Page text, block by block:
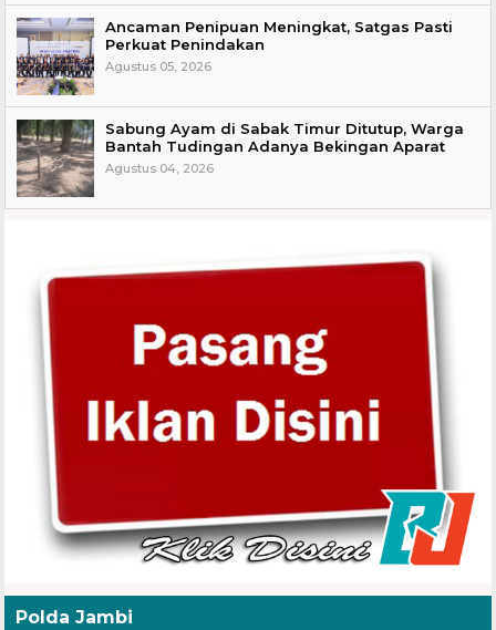
Ancaman Penipuan Meningkat, Satgas Pasti
Perkuat Penindakan
Agustus 05, 2026
Sabung Ayam di Sabak Timur Ditutup, Warga
Bantah Tudingan Adanya Bekingan Aparat
Agustus 04, 2026
Polda Jambi